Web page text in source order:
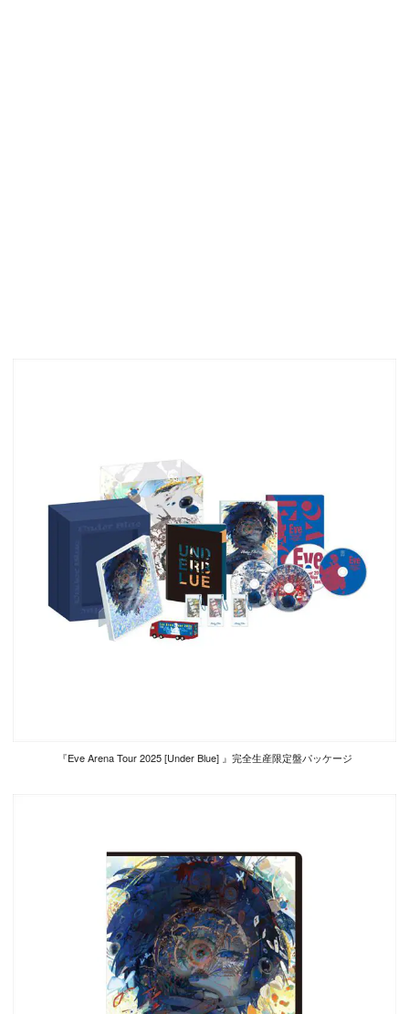
『Eve Arena Tour 2025 [Under Blue] 』完全生産限定盤パッケージ